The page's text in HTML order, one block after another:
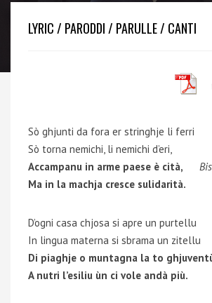
LYRIC / PARODDI / PARULLE / CANTI
Sò ghjunti da fora er stringhje li ferri
Sò torna nemichi, li nemichi d’eri,
Accampanu in arme paese è cità,
Bis
Ma in la machja cresce sulidarità.
D’ogni casa chjosa si apre un purtellu
In lingua materna si sbrama un zitellu
Di piaghje o muntagna la to
A nutri l’esiliu ùn ci vole andà più.